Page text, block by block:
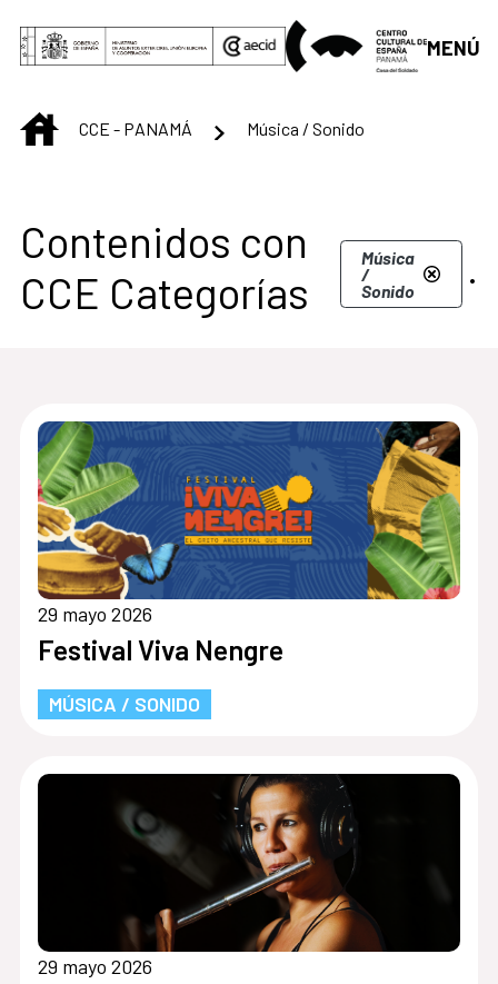
Saltar al contenido principal
MENÚ
INICIOCCE - PANAMÁ Música / Sonido
Centro Cultural de
Contenidos con
CCE Categorías
Música
/
Sonido .
29 mayo 2026
Festival Viva Nengre
MÚSICA / SONIDO
29 mayo 2026